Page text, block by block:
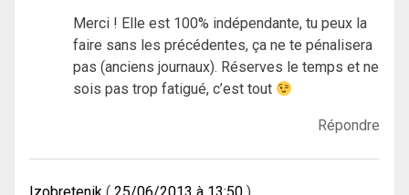
Merci ! Elle est 100% indépendante, tu peux la
faire sans les précédentes, ça ne te pénalisera
pas (anciens journaux). Réserves le temps et ne
sois pas trop fatigué, c’est tout
Répondre